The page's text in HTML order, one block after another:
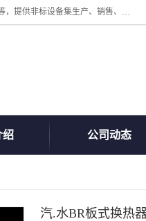
公司主营换热器.换热设备、供水设备，核心产品涵盖：管壳式换热器、换热机组、不锈钢组合式水箱、水处理设备等，提供非标设备集生产、销售、安装一体化服务，可满足全国酒店、学校、医院、商业综合体、工业项目等多场景换热与供水需求。
绍 公司动态
汽.水BR板式换热